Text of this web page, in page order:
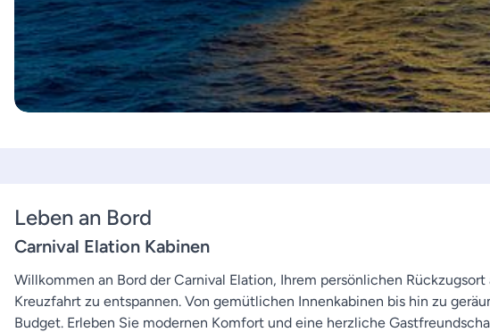
Leben an Bord
Carnival Elation Kabinen
Willkommen an Bord der Carnival Elation, Ihrem persönlichen
Kreuzfahrt zu entspannen. Von gemütlichen Innenkabinen bis hin zu
Budget. Erleben Sie modernen Komfort und eine herzliche